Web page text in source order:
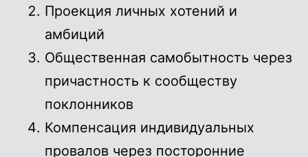
Проекция личных хотений и
амбиций
Общественная самобытность через
причастность к сообществу
поклонников
Компенсация индивидуальных
провалов через посторонние